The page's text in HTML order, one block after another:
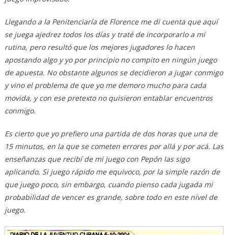
Llegando a la Penitenciaría de Florence me di cuenta que aquí
se juega ajedrez todos los días y traté de incorporarlo a mi
rutina, pero resultó que los mejores jugadores lo hacen
apostando algo y yo por principio no compito en ningún juego
de apuesta. No obstante algunos se decidieron a jugar conmigo
y vino el problema de que yo me demoro mucho para cada
movida, y con ese pretexto no quisieron entablar encuentros
conmigo.
Es cierto que yo prefiero una partida de dos horas que una de
15 minutos, en la que se cometen errores por allá y por acá. Las
enseñanzas que recibí de mi juego con Pepón las sigo
aplicando. Si juego rápido me equivoco, por la simple razón de
que juego poco, sin embargo, cuando pienso cada jugada mi
probabilidad de vencer es grande, sobre todo en este nivel de
juego.